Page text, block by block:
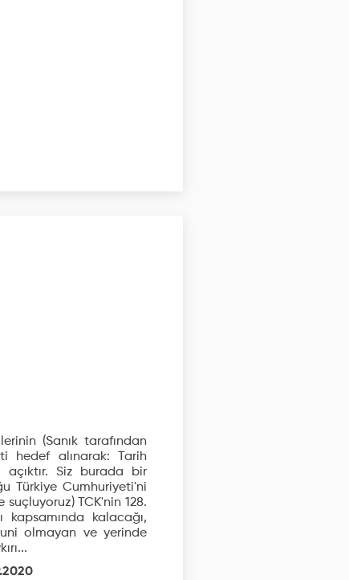
(Sanık tarafından
hedef alınarak: Tarih
açıktır. Siz burada bir
Türkiye Cumhuriyeti'ni
TCK'nin 128.
kalacağı,
olmayan ve yerinde